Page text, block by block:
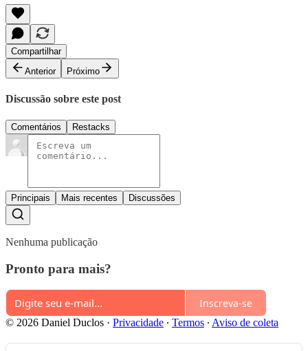
Compartilhar
Anterior
Próximo
Discussão sobre este post
Comentários Restacks
Principais Mais recentes Discussões
Nenhuma publicação
Pronto para mais?
Inscreva-se
© 2026 Daniel Duclos · Privacidade ∙ Termos ∙ Aviso de coleta